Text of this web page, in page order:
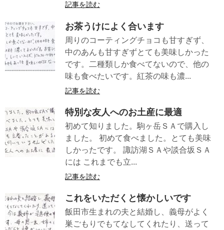
記事を読む
お茶うけによく合います
周りのコーティングチョコも甘すぎず、
中のあんも甘すぎずとても美味しかった
です。二種類しか食べてないので、他の
味も食べたいです。紅茶の味も濃...
記事を読む
特別な友人へのお土産に最適
初めて知りました。駒ヶ岳ＳＡで購入し
ました。 初めて食べました。とても美味
しかったです。 諏訪湖ＳＡや談合坂ＳＡ
には これまでも立...
記事を読む
これをいただくと懐かしいです
飯田市生まれの夫と結婚し、義母がよく
巣ごもりでもてなしてくれたり、送って